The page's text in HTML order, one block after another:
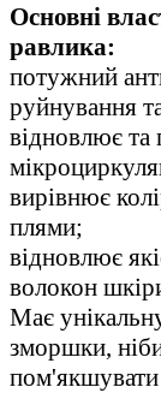
Основні
равлика:
потужний
руйнування
відновлює та
вирівнює
плями;
відновлює
волокон
Має
зморшки,
пом'якшувати